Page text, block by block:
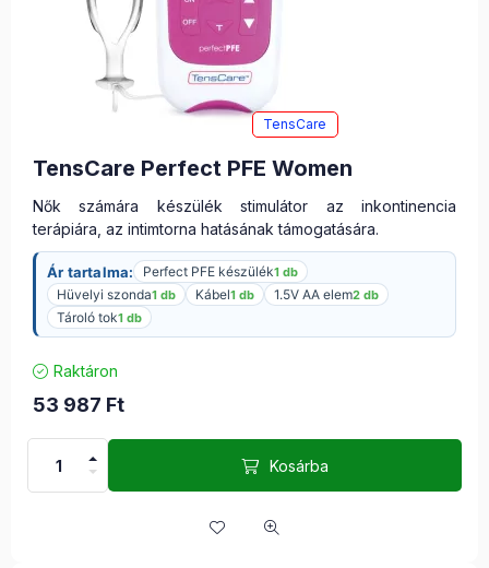
TensCare
TensCare Perfect PFE Women
Nők számára készülék stimulátor az inkontinencia
terápiára, az intimtorna hatásának támogatására.
Ár tartalma: Perfect PFE készülék1 db
Hüvelyi szonda1 db Kábel1 db 1.5V AA elem2 db
Tároló tok1 db
Raktáron
53 987 Ft
Kosárba